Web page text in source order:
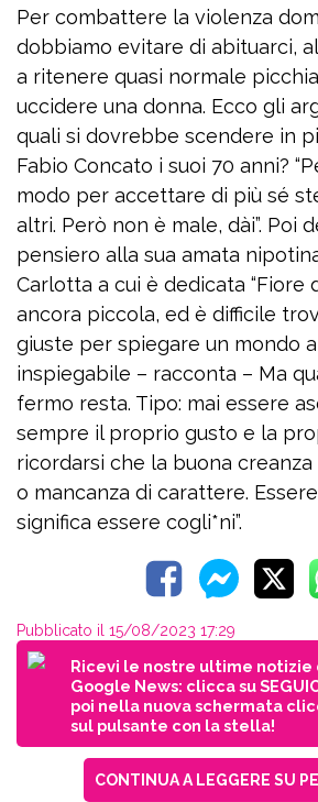
Per combattere la violenza
dobbiamo evitare di abituarci,
a ritenere quasi normale
uccidere una donna. Ecco gli
quali si dovrebbe scendere in
Fabio Concato i suoi 70 anni?
modo per accettare di più sé
altri. Però non è male, dài”. Poi
pensiero alla sua amata
Carlotta a cui è dedicata “Fiore
ancora piccola, ed è difficile
giuste per spiegare un mondo
inspiegabile – racconta – Ma
fermo resta. Tipo: mai essere
sempre il proprio gusto e la
ricordarsi che la buona
o mancanza di carattere.
significa essere cogli*ni”.
Pubblicato il 15/08/2023 17:29
Ricevi le nostre ultime notizie
Google News: clicca su
poi nella nuova schermata
sul pulsante con la stella!
CONTINUA A LEGGERE SU